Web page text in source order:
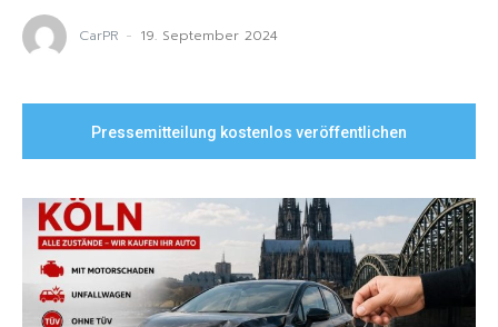
CarPR - 19. September 2024
Pressemitteilung kostenlos veröffentlichen